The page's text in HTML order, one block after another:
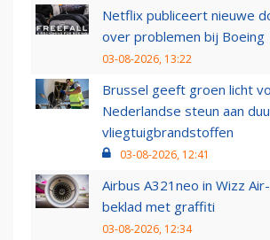
Netflix publiceert nieuwe
over problemen bij Boeing
03-08-2026, 13:22
Brussel geeft groen licht
Nederlandse steun aan
vliegtuigbrandstoffen
03-08-2026, 12:41
Airbus A321neo in Wizz
beklad met graffiti
03-08-2026, 12:34